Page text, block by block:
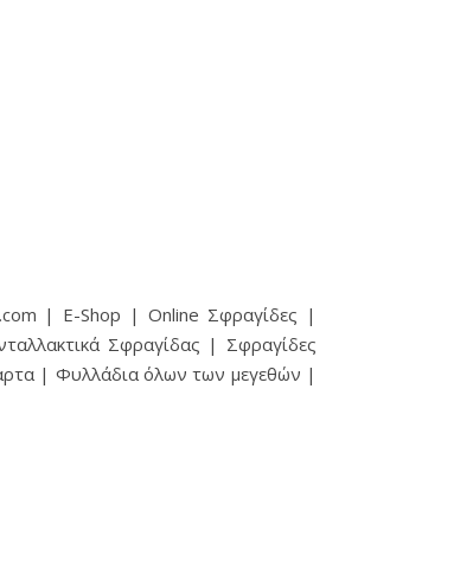
| E-Shop | Online Σφραγίδες |
Σφραγίδας | Σφραγίδες
| Φυλλάδια όλων των μεγεθών |